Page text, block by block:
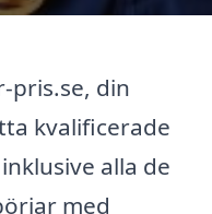
pris.se, din
kvalificerade
alla de
med